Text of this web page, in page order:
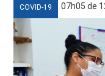
COVID-19 07h05 de